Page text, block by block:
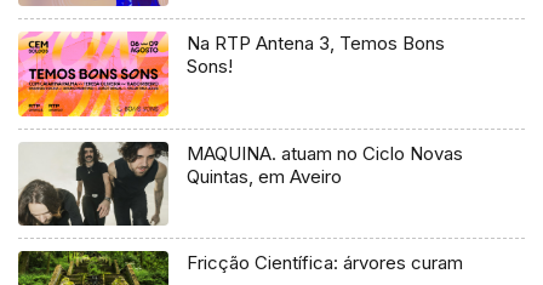
Na RTP Antena 3, Temos Bons
Sons!
MAQUINA. atuam no Ciclo Novas
Quintas, em Aveiro
Fricção Científica: árvores curam